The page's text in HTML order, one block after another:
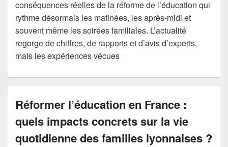
conséquences réelles de la réforme de l’éducation qui
rythme désormais les matinées, les après-midi et
souvent même les soirées familiales. L’actualité
regorge de chiffres, de rapports et d’avis d’experts,
mais les expériences vécues
Réformer l’éducation en France :
quels impacts concrets sur la vie
quotidienne des familles lyonnaises ?